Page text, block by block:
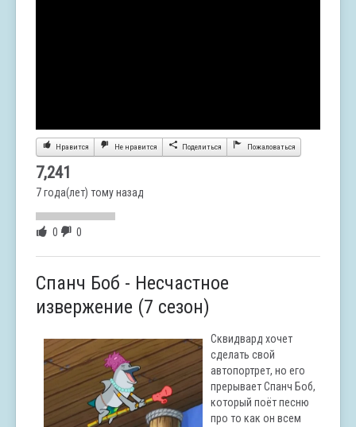
Нравится Не нравится Поделиться Пожаловаться
7,241
7 года(лет) тому назад
0 0
Спанч Боб - Несчастное
извержение (7 сезон)
Сквидвард хочет
сделать свой
автопортрет, но его
прерывает Спанч Боб,
который поёт песню
про то как он всем